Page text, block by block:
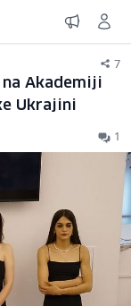
7
Akademiji
Ukrajini
1